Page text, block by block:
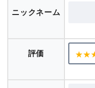
ニックネーム
評価